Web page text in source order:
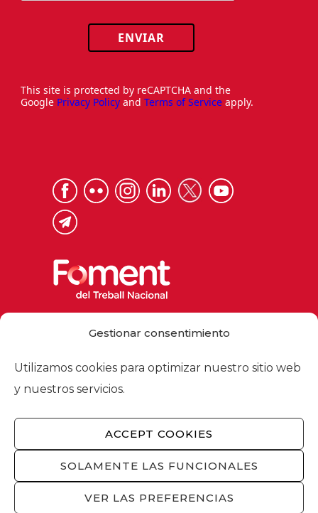
Gestionar consentimiento
Utilizamos cookies para optimizar nuestro sitio web
y nuestros servicios.
ACCEPT COOKIES
SOLAMENTE LAS FUNCIONALES
VER LAS PREFERENCIAS
ENVIAR
This site is protected by reCAPTCHA and the
Google Privacy Policy and Terms of Service apply.
foment@foment.com
© 2026 - Foment del Treball Nacional
de privacidad /Política de cookies